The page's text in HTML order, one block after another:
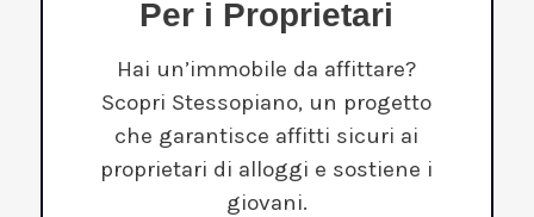
Per i Proprietari
Hai un’immobile da affittare?
Scopri Stessopiano, un progetto
che garantisce affitti sicuri ai
proprietari di alloggi e sostiene i
giovani.